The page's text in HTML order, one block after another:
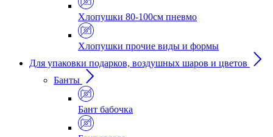
Хлопушки 80-100см пневмо
Хлопушки прочие виды и формы
Для упаковки подарков, воздушных шаров и цветов
Банты
Бант бабочка